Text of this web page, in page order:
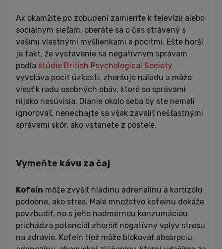
Ak okamžite po zobudení zamierite k televízii alebo
sociálnym sieťam, oberáte sa o čas strávený s
vašimi vlastnými myšlienkami a pocitmi. Ešte horší
je fakt, že vystavenie sa negatívnym správam
podľa štúdie British Psychological Society
vyvoláva pocit úzkosti, zhoršuje náladu a môže
viesť k radu osobných obáv, ktoré so správami
nijako nesúvisia. Dianie okolo seba by ste nemali
ignorovať, nenechajte sa však zavaliť nešťastnými
správami skôr, ako vstanete z postele.
Vymeňte kávu za čaj
Kofeín môže zvýšiť hladinu adrenalínu a kortizolu
podobne, ako stres. Malé množstvo kofeínu dokáže
povzbudiť, no s jeho nadmernou konzumáciou
prichádza potenciál zhoršiť negatívny vplyv stresu
na zdravie. Kofeín tiež môže blokovať absorpciu